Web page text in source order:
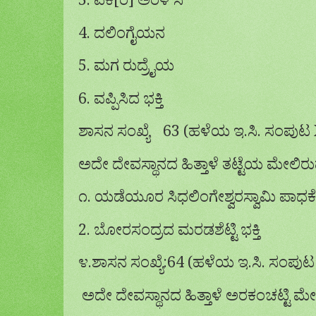
4. ದಲಿಂಗೈಯನ
5. ಮಗ ರುದ್ರೈಯ
6. ವಪ್ಪಿಸಿದ ಭಕ್ತಿ
ಶಾಸನ ಸಂಖ್ಯೆ 63 (ಹಳೆಯ ಇ.ಸಿ. ಸಂಪುಟ
ಅದೇ ದೇವಸ್ಥಾನದ ಹಿತ್ತಾಳೆ ತಟ್ಟೆಯ
೧. ಯಡೆಯೂರ ಸಿಧಲಿಂಗೇಶ್ವರಸ್ವಾಮಿ ಪಾಧಕೆ
2. ಬೋರಸಂದ್ರದ ಮರಡಶೆಟ್ಟಿ ಭಕ್ತಿ
೪.ಶಾಸನ ಸಂಖ್ಯೆ:64 (ಹಳೆಯ ಇ.ಸಿ. ಸಂಪುಟ
ಅದೇ ದೇವಸ್ಥಾನದ ಹಿತ್ತಾಳೆ ಅರಕಂಚಟ್ಟಿ